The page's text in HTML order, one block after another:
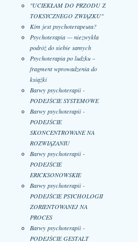
"UCIEKŁAM DO PRZODU Z
TOKSYCZNEGO ZWIĄZKU"
Kim jest psychoterapeuta?
Psychoterapia — niezwykła
podróż do siebie samych
Psychoterapia po ludzku –
fragment wprowadzenia do
książki
Barwy psychoterapii -
PODEJŚCIE SYSTEMOWE
Barwy psychoterapii -
PODEJŚCIE
SKONCENTROWANE NA
ROZWIĄZANIU
Barwy psychoterapii -
PODEJŚCIE
ERICKSONOWSKIE
Barwy psychoterapii -
PODEJŚCIE PSYCHOLOGII
ZORIENTOWANEJ NA
PROCES
Barwy psychoterapii -
PODEJŚCIE GESTALT